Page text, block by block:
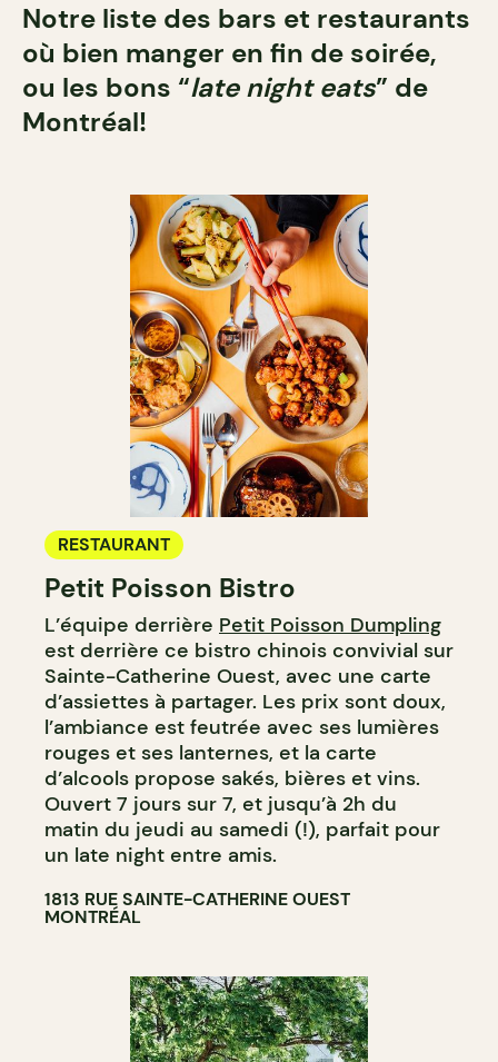
Notre liste des bars et restaurants
où bien manger en fin de soirée,
ou les bons “late night eats” de
Montréal!
RESTAURANT
Petit Poisson Bistro
L’équipe derrière Petit Poisson Dumpling
est derrière ce bistro chinois convivial sur
Sainte-Catherine Ouest, avec une carte
d’assiettes à partager. Les prix sont doux,
l’ambiance est feutrée avec ses lumières
rouges et ses lanternes, et la carte
d’alcools propose sakés, bières et vins.
Ouvert 7 jours sur 7, et jusqu’à 2h du
matin du jeudi au samedi (!), parfait pour
un late night entre amis.
1813 RUE SAINTE-CATHERINE OUEST
MONTRÉAL